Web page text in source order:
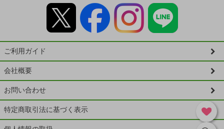
ご利用ガイド
会社概要
お問い合わせ
特定商取引法に基づく表示